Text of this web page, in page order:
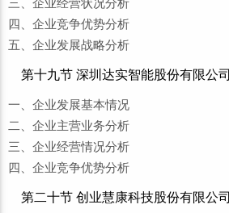
三、企业经营状况分析
四、企业竞争优势分析
五、企业发展战略分析
第十九节 深圳达实智能股份有限公司
一、企业发展基本情况
二、企业主营业务分析
三、企业经营情况分析
四、企业竞争优势分析
第二十节 创业慧康科技股份有限公司